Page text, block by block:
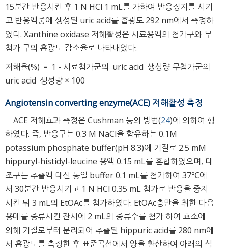
15분간 반응시킨 후 1 N HCl 1 mL를 가하여 반응정지를 시키
고 반응액중에 생성된 uric acid를 흡광도 292 nm에서 측정하
였다. Xanthine oxidase 저해활성은 시료용액의 첨가구와 무
첨가 구의 흡광도 감소율로 나타내었다.
저해율(%) = 1 - 시료첨가군의 uric acid 생성량 무첨가군의
uric acid 생성량 × 100
Angiotensin converting enzyme(ACE) 저해활성 측정
ACE 저해효과 측정은 Cushman 등의 방법(24)에 의하여 행
하였다. 즉, 반응구는 0.3 M NaCl을 함유하는 0.1M
potassium phosphate buffer(pH 8.3)에 기질로 2.5 mM
hippuryl-histidyl-leucine 용액 0.15 mL를 혼합하였으며, 대
조구는 추출액 대신 동일 buffer 0.1 mL를 첨가하여 37℃에
서 30분간 반응시키고 1 N HCl 0.35 mL 첨가로 반응을 중지
시킨 뒤 3 mL의 EtOAc를 첨가하였다. EtOAc층만을 취한 다음
용매를 증류시킨 잔사에 2 mL의 증류수를 첨가 하여 효소에
의해 기질로부터 분리되어 추출된 hippuric acid를 280 nm에
서 흡광도를 측정한 후 표준곡선에서 양을 환산하여 아래의 식